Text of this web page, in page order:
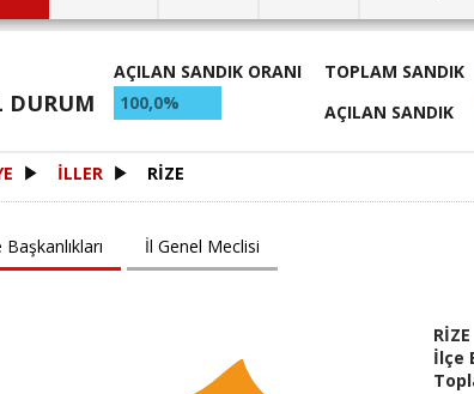
DURUM
AÇILAN SANDIK ORANI
100,0%
TOPLAM SANDIK
AÇILAN SANDIK
İLLER RİZE
İl Genel Meclisi
RİZE
İlçe